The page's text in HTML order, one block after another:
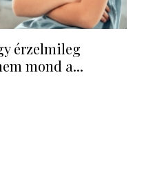
érzelmileg
mond a...